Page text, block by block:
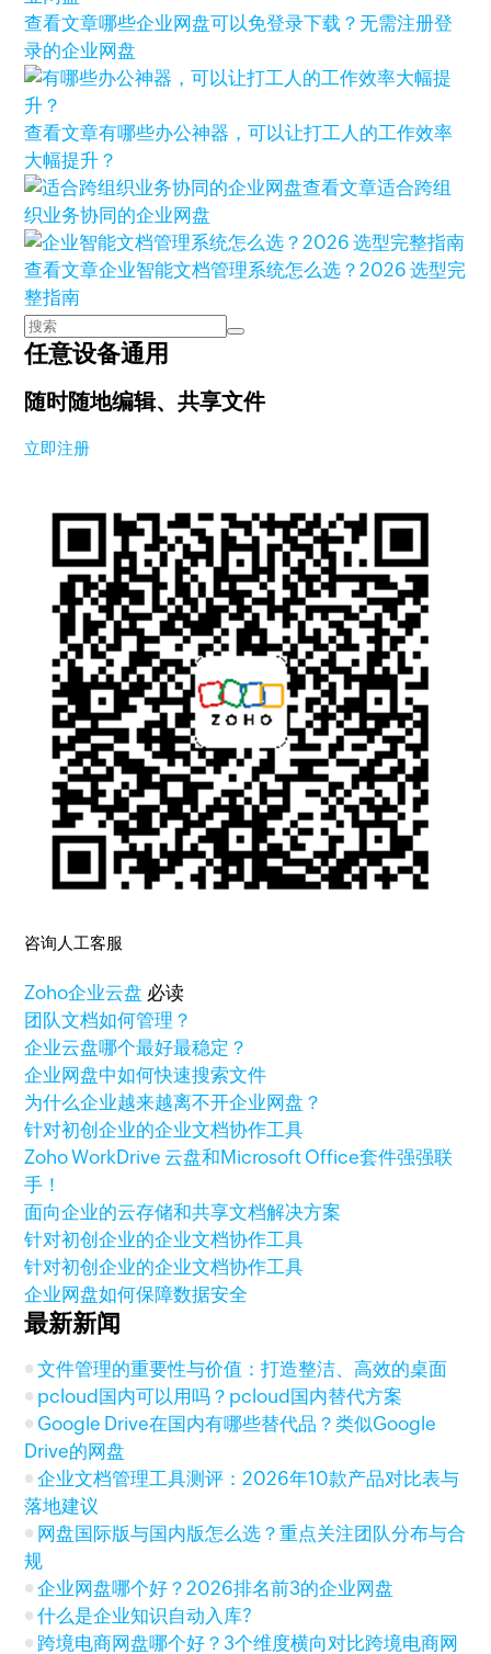
查看文章哪些企业网盘可以免登录下载？无需注册登
录的企业网盘
查看文章有哪些办公神器，可以让打工人的工作效率
大幅提升？
查看文章适合跨组
织业务协同的企业网盘
查看文章企业智能文档管理系统怎么选？2026 选型完
整指南
任意设备通用
随时随地编辑、共享文件
立即注册
咨询人工客服
Zoho企业云盘 必读
团队文档如何管理？
企业云盘哪个最好最稳定？
企业网盘中如何快速搜索文件
为什么企业越来越离不开企业网盘？
针对初创企业的企业文档协作工具
Zoho WorkDrive 云盘和Microsoft Office套件强强联
手！
面向企业的云存储和共享文档解决方案
针对初创企业的企业文档协作工具
针对初创企业的企业文档协作工具
企业网盘如何保障数据安全
最新新闻
文件管理的重要性与价值：打造整洁、高效的桌面
pcloud国内可以用吗？pcloud国内替代方案
Google Drive在国内有哪些替代品？类似Google
Drive的网盘
企业文档管理工具测评：2026年10款产品对比表与
落地建议
网盘国际版与国内版怎么选？重点关注团队分布与合
规
企业网盘哪个好？2026排名前3的企业网盘
什么是企业知识自动入库?
跨境电商网盘哪个好？3个维度横向对比跨境电商网